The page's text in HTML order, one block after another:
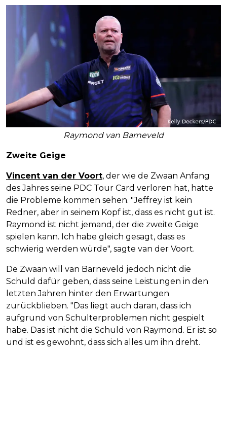
Raymond van Barneveld
Zweite Geige
Vincent van der Voort, der wie de Zwaan Anfang
des Jahres seine PDC Tour Card verloren hat, hatte
die Probleme kommen sehen. "Jeffrey ist kein
Redner, aber in seinem Kopf ist, dass es nicht gut ist.
Raymond ist nicht jemand, der die zweite Geige
spielen kann. Ich habe gleich gesagt, dass es
schwierig werden würde", sagte van der Voort.
De Zwaan will van Barneveld jedoch nicht die
Schuld dafür geben, dass seine Leistungen in den
letzten Jahren hinter den Erwartungen
zurückblieben. "Das liegt auch daran, dass ich
aufgrund von Schulterproblemen nicht gespielt
habe. Das ist nicht die Schuld von Raymond. Er ist so
und ist es gewohnt, dass sich alles um ihn dreht.